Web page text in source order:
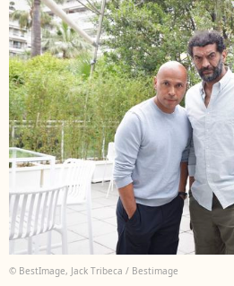
© BestImage, Jack Tribeca / Bestimage